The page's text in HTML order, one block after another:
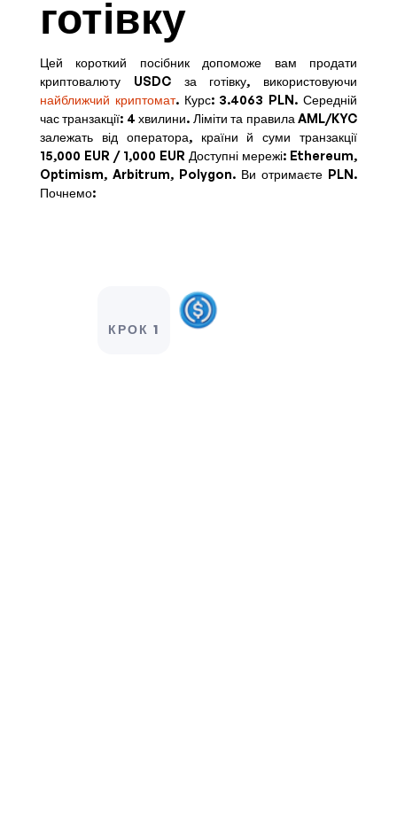
готівку
Цей короткий посібник допоможе вам продати
криптовалюту USDC за готівку, використовуючи
найближчий криптомат. Курс: 3.4063 PLN. Середній
час транзакції: 4 хвилини. Ліміти та правила AML/KYC
залежать від оператора, країни й суми транзакції
15,000 EUR / 1,000 EUR Доступні мережі: Ethereum,
Optimism, Arbitrum, Polygon. Ви отримаєте PLN.
Почнемо:
КРОК 1